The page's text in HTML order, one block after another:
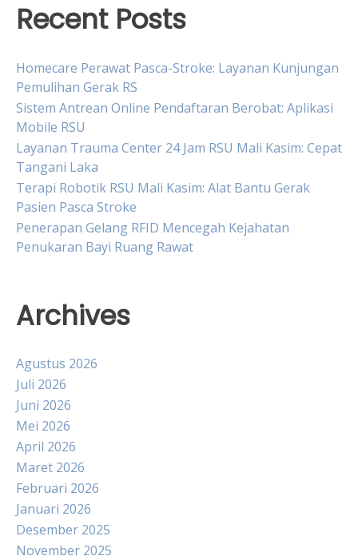
Recent Posts
Homecare Perawat Pasca-Stroke: Layanan Kunjungan
Pemulihan Gerak RS
Sistem Antrean Online Pendaftaran Berobat: Aplikasi
Mobile RSU
Layanan Trauma Center 24 Jam RSU Mali Kasim: Cepat
Tangani Laka
Terapi Robotik RSU Mali Kasim: Alat Bantu Gerak
Pasien Pasca Stroke
Penerapan Gelang RFID Mencegah Kejahatan
Penukaran Bayi Ruang Rawat
Archives
Agustus 2026
Juli 2026
Juni 2026
Mei 2026
April 2026
Maret 2026
Februari 2026
Januari 2026
Desember 2025
November 2025